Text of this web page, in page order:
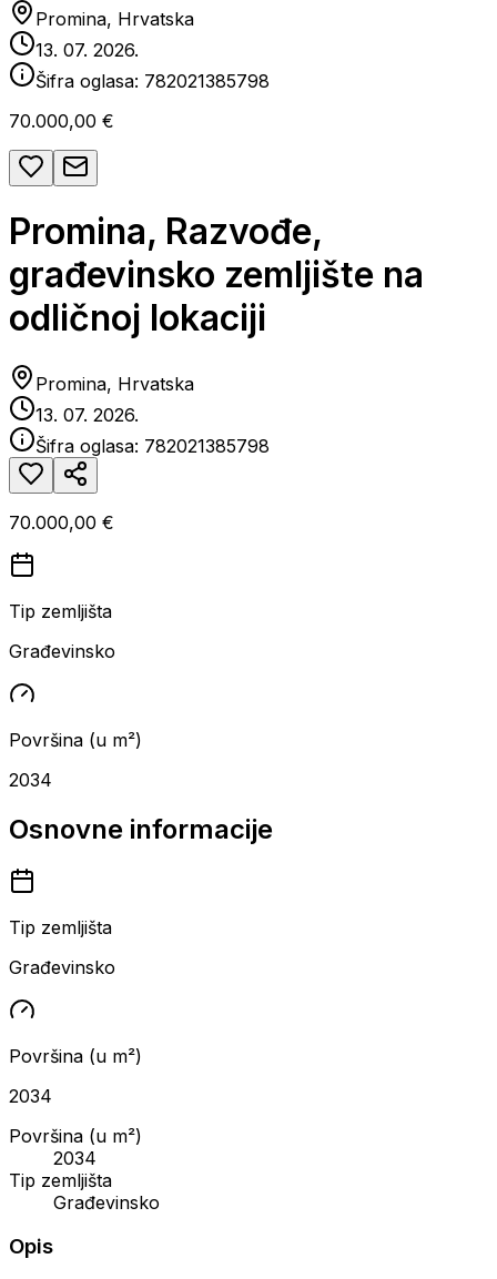
Promina, Hrvatska
13. 07. 2026.
Šifra oglasa: 782021385798
70.000,00 €
Promina, Razvođe,
građevinsko zemljište na
odličnoj lokaciji
Promina, Hrvatska
13. 07. 2026.
Šifra oglasa: 782021385798
70.000,00 €
Tip zemljišta
Građevinsko
Površina (u m²)
2034
Osnovne informacije
Tip zemljišta
Građevinsko
Površina (u m²)
2034
Površina (u m²)
2034
Tip zemljišta
Građevinsko
Opis